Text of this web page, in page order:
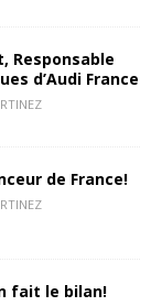
Responsable
d’Audi France
de France!
fait le bilan!